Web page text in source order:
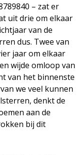
– zat er
uit drie om elkaar
van de
dus. Twee van
jaar om elkaar
wijde omloop van
van het binnenste
we veel kunnen
denkt de
aan de
bij dit